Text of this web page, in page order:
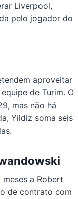
Liverpool,
pelo jogador do
aproveitar
de Turim. O
mas não há
Yildiz soma seis
a Robert
de contrato com